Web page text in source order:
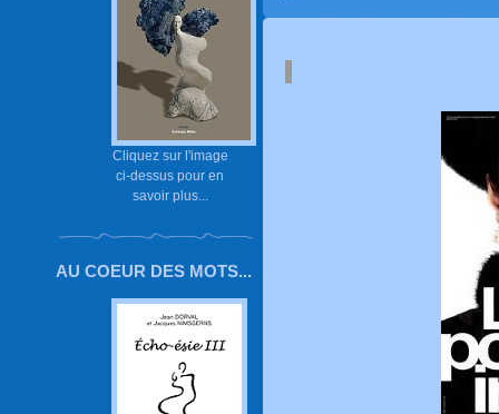
Cliquez sur l'image
ci-dessus pour en
savoir plus...
AU COEUR DES MOTS...